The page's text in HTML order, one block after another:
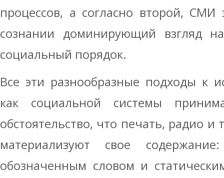
процессов, а согласно второй, СМИ
сознании доминирующий взгляд
социальный порядок.
Все эти разнообразные подходы к
как социальной системы
обстоятельство, что печать, радио и
материализуют свое
обозначенным словом и